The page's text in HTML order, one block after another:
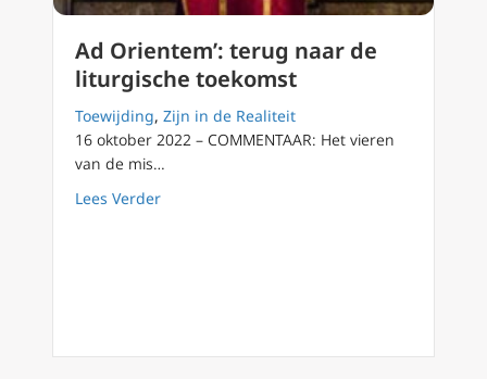
Ad Orientem’: terug naar de
liturgische toekomst
Toewijding, Zijn in de Realiteit
16 oktober 2022 – COMMENTAAR: Het vieren
van de mis…
Lees Verderabout Ad Orientem’: terug naar de